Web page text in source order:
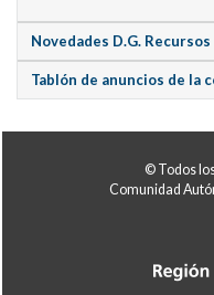
Novedades D.G. Recursos
Tablón de anuncios de la
© Todos
Comunidad